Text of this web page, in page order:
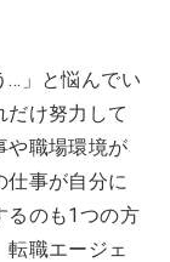
…」と悩んでい
だけ努力して
や職場環境が
仕事が自分に
るのも1つの方
転職エージェ